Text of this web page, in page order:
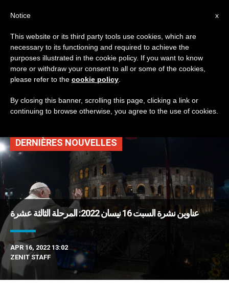
TAG
Posts Tagged ‘بيلاطس
البنطي’
DERNIÈRES NOUVELLES
عناوين نشرة السبت 16 نيسان 2022: المرحلة الثالثة عشرة
APR 16, 2022 13:02
ZENIT STAFF
x
Notice
This website or its third party tools use cookies, which are
necessary to its functioning and required to achieve the
purposes illustrated in the cookie policy. If you want to know
more or withdraw your consent to all or some of the cookies,
please refer to the cookie policy
By closing this banner, scrolling this page, clicking a link or
continuing to browse otherwise, you agree to the use of cookies.